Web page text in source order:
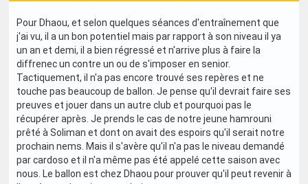
Pour Dhaou, et selon quelques séances d'entraînement que
j'ai vu, il a un bon potentiel mais par rapport à son niveau il ya
un an et demi, il a bien régressé et n'arrive plus à faire la
diffrenec un contre un ou de s'imposer en senior.
Tactiquement, il n'a pas encore trouvé ses repères et ne
touche pas beaucoup de ballon. Je pense qu'il devrait faire ses
preuves et jouer dans un autre club et pourquoi pas le
récupérer après. Je prends le cas de notre jeune hamrouni
prêté à Soliman et dont on avait des espoirs qu'il serait notre
prochain nems. Mais il s'avère qu'il n'a pas le niveau demandé
par cardoso et il n'a même pas été appelé cette saison avec
nous. Le ballon est chez Dhaou pour prouver qu'il peut revenir à